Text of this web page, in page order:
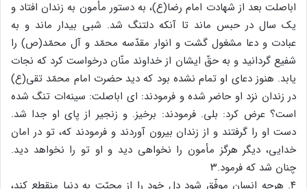
اباصلت بعد از شهادت امام رضا(ع)، به دستور مأمون به زندان افتاد و
یک سال در حبس ماند تا آنکه دلتنگ شد. شبی بیدار ماند و به
عبادت و دعا مشغول گشت و انوار مقدّسه محمّد و آل محمّد(ص) را
شفیع گردانید و به حقّ ایشان از خداوند منّان درخواست کرد که نجات
یابد. هنوز دعای او تمام نشده بود که دید حضرت امام محمّد تقی(ع)
در زندان نزد او حاضر شده و فرمودند: ای اباصلت: سینه‌ات تنگ شده
است؟ عرض کرد: بلی. فرمودند: برخیز. و زنجیر از پای او جدا شد.
دست او را گرفتند و از زندان بیرون آوردند و فرمودند که، تو در امان
خدایی، دیگر هرگز مأمون را نخواهی دید و او تو را نخواهد دید.
چنان شد که فرمود.۳
۴. هرچه انسان موفّق شود دل خود را از محبّت به دنیا منقطع کند،